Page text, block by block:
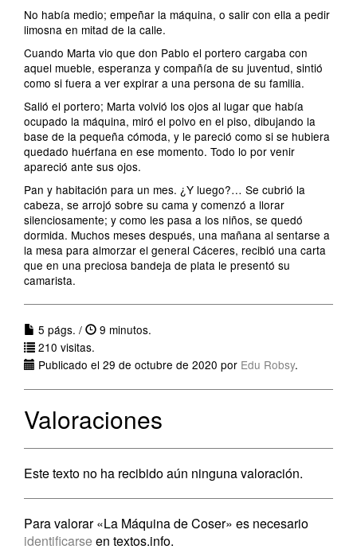
No había medio; empeñar la máquina, o salir con ella a pedir
limosna en mitad de la calle.
Cuando Marta vio que don Pablo el portero cargaba con
aquel mueble, esperanza y compañía de su juventud, sintió
como si fuera a ver expirar a una persona de su familia.
Salió el portero; Marta volvió los ojos al lugar que había
ocupado la máquina, miró el polvo en el piso, dibujando la
base de la pequeña cómoda, y le pareció como si se hubiera
quedado huérfana en ese momento. Todo lo por venir
apareció ante sus ojos.
Pan y habitación para un mes. ¿Y luego?… Se cubrió la
cabeza, se arrojó sobre su cama y comenzó a llorar
silenciosamente; y como les pasa a los niños, se quedó
dormida. Muchos meses después, una mañana al sentarse a
la mesa para almorzar el general Cáceres, recibió una carta
que en una preciosa bandeja de plata le presentó su
camarista.
5 págs. /
9 minutos.
210 visitas.
Publicado el 29 de octubre de 2020 por Edu Robsy.
Valoraciones
Este texto no ha recibido aún ninguna valoración.
Para valorar «La Máquina de Coser» es necesario
identificarse en textos.info.